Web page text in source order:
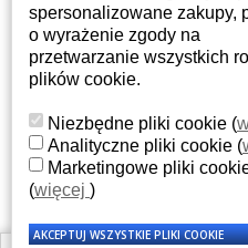
dublowanie
przypadku
powrócą do
też
JAK TO DZIAŁA?
Klawiatura składa
warstw folii, z których
przewodzące
Twoje konto
Twoje konto
Dane osobowe
Adresy
Historia zamówień
spersonalizowane zakupy,
o wyrażenie zgody na
przetwarzanie wszystkich
plików cookie.
Niezbędne pliki cookie (
Analityczne pliki cookie (
Marketingowe pliki
(więcej )